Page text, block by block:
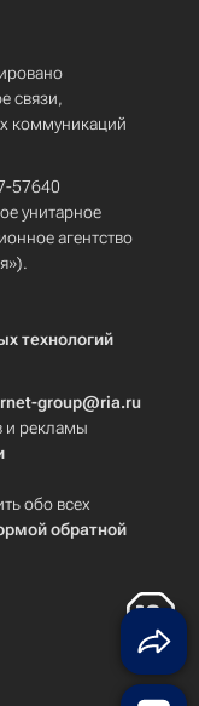
связи,
коммуникаций
57640
унитарное
агентство
технологий
group@ria.ru
и рекламы
обо всех
обратной